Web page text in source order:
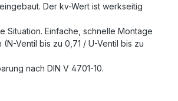
Der kv-Wert ist werkseitig
Einfache, schnelle Montage
Ventil bis zu 0,71 / U-Ventil bis zu
nach DIN V 4701-10.